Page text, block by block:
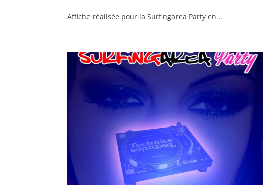
Affiche réalisée pour la Surfingarea Party en...